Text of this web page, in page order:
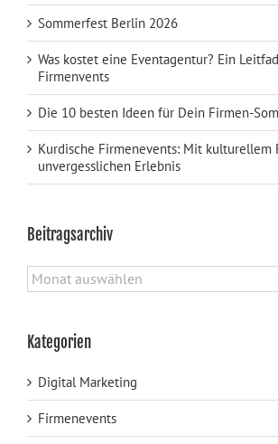
Sommerfest Berlin 2026
Was kostet eine Eventagentur? Ein
Firmenvents
Die 10 besten Ideen für Dein Firmen-
Kurdische Firmenevents: Mit kulturellem
unvergesslichen Erlebnis
Beitragsarchiv
Beitragsarchiv
Kategorien
Digital Marketing
Firmenevents